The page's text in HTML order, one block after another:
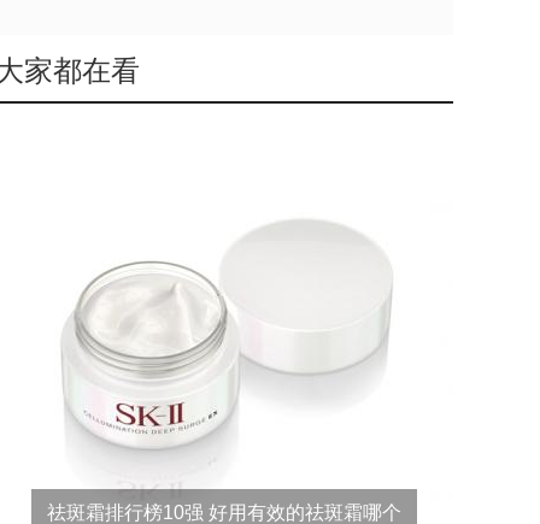
家都在看
祛斑霜排行榜10强 好用有效的祛斑霜哪个